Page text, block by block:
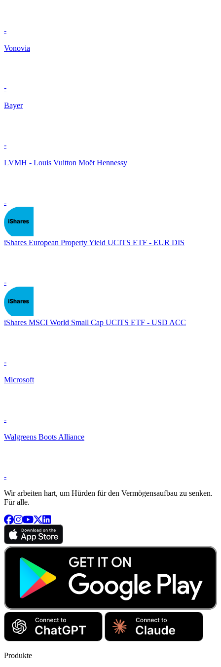
-
Vonovia
-
Bayer
-
LVMH - Louis Vuitton Moët Hennessy
-
iShares European Property Yield UCITS ETF - EUR DIS
-
iShares MSCI World Small Cap UCITS ETF - USD ACC
-
Microsoft
-
Walgreens Boots Alliance
-
Wir arbeiten hart, um Hürden für den Vermögensaufbau zu senken.
Für alle.
Produkte